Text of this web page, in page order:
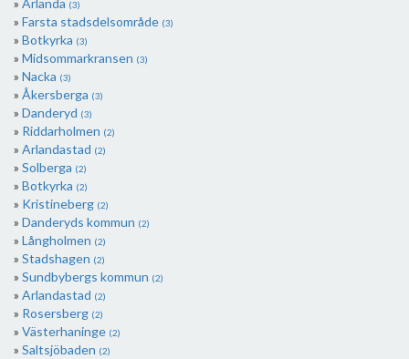
Arlanda (3)
Farsta stadsdelsområde (3)
Botkyrka (3)
Midsommarkransen (3)
Nacka (3)
Åkersberga (3)
Danderyd (3)
Riddarholmen (2)
Arlandastad (2)
Solberga (2)
Botkyrka (2)
Kristineberg (2)
Danderyds kommun (2)
Långholmen (2)
Stadshagen (2)
Sundbybergs kommun (2)
Arlandastad (2)
Rosersberg (2)
Västerhaninge (2)
Saltsjöbaden (2)